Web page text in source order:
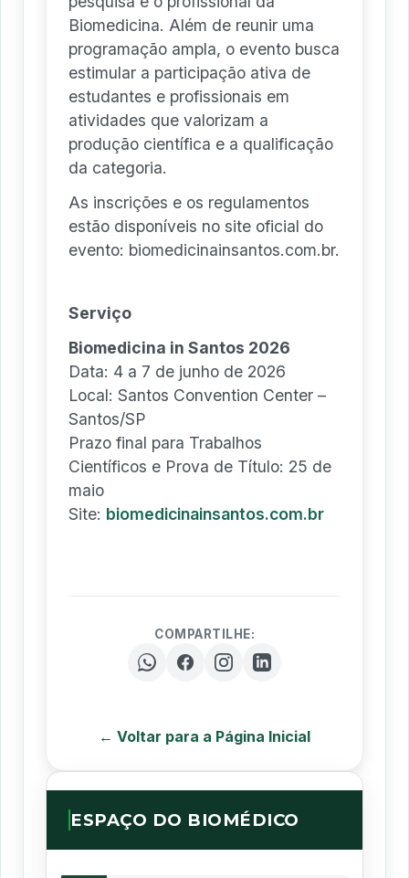
Biomedicina. Além de reunir uma
programação ampla, o evento busca
estimular a participação ativa de
estudantes e profissionais em
atividades que valorizam a
produção científica e a qualificação
da categoria.
As inscrições e os regulamentos
estão disponíveis no site oficial do
evento: biomedicinainsantos.com.br.
Serviço
Biomedicina in Santos 2026
Data: 4 a 7 de junho de 2026
Local: Santos Convention Center –
Santos/SP
Prazo final para Trabalhos
Científicos e Prova de Título: 25 de
maio
Site: biomedicinainsantos.com.br
COMPARTILHE:
← Voltar para a Página Inicial
ESPAÇO DO BIOMÉDICO